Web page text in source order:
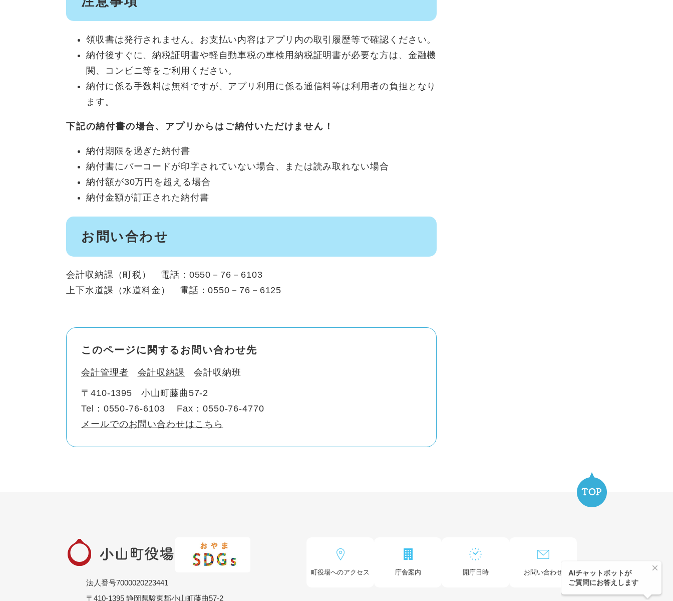
領収書は発行されません。お支払い内容はアプリ内の取引履歴等で確認ください。
納付後すぐに、納税証明書や軽自動車税の車検用納税証明書が必要な方は、金融機
関、コンビニ等をご利用ください。
納付に係る手数料は無料ですが、アプリ利用に係る通信料等は利用者の負担となり
ます。
下記の納付書の場合、アプリからはご納付いただけません！
納付期限を過ぎた納付書
納付書にバーコードが印字されていない場合、または読み取れない場合
納付額が30万円を超える場合
納付金額が訂正された納付書
お問い合わせ
会計収納課（町税） 電話：0550－76－6103
上下水道課（水道料金） 電話：0550－76－6125
このページに関するお問い合わせ先
会計管理者 会計収納課 会計収納班
〒410-1395
小山町藤曲57-2
Tel：0550-76-6103
Fax：0550-76-4770
メールでのお問い合わせはこちら
法人番号7000020223441
〒410-1395 静岡県駿東郡小山町藤曲57-2
町役場へのアクセス 庁舎案内 開庁日時 お問い合わせ